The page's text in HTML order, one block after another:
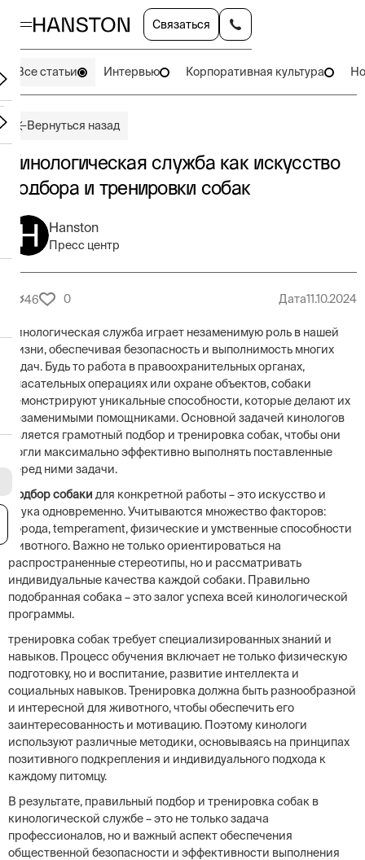
Связаться
Все статьи Интервью Корпоративная культура
Вернуться назад
Кинологическая служба как искусство
подбора и тренировки собак
Hanston
Пресс центр
46 0 Дата11.10.2024
Кинологическая служба играет незаменимую роль в нашей
жизни, обеспечивая безопасность и выполнимость многих
задач. Будь то работа в правоохранительных органах,
спасательных операциях или охране объектов, собаки
демонстрируют уникальные способности, которые делают их
незаменимыми помощниками. Основной задачей кинологов
является грамотный подбор и тренировка собак, чтобы они
могли максимально эффективно выполнять поставленные
перед ними задачи.
Подбор собаки для конкретной работы – это искусство и
наука одновременно. Учитываются множество факторов:
порода, temperament, физические и умственные способности
животного. Важно не только ориентироваться на
распространенные стереотипы, но и рассматривать
индивидуальные качества каждой собаки. Правильно
подобранная собака – это залог успеха всей кинологической
программы.
тренировка собак требует специализированных знаний и
навыков. Процесс обучения включает не только физическую
подготовку, но и воспитание, развитие интеллекта и
социальных навыков. Тренировка должна быть разнообразной
и интересной для животного, чтобы обеспечить его
заинтересованность и мотивацию. Поэтому кинологи
используют различные методики, основываясь на принципах
позитивного подкрепления и индивидуального подхода к
каждому питомцу.
В результате, правильный подбор и тренировка собак в
кинологической службе – это не только задача
профессионалов, но и важный аспект обеспечения
общественной безопасности и эффективности выполнения